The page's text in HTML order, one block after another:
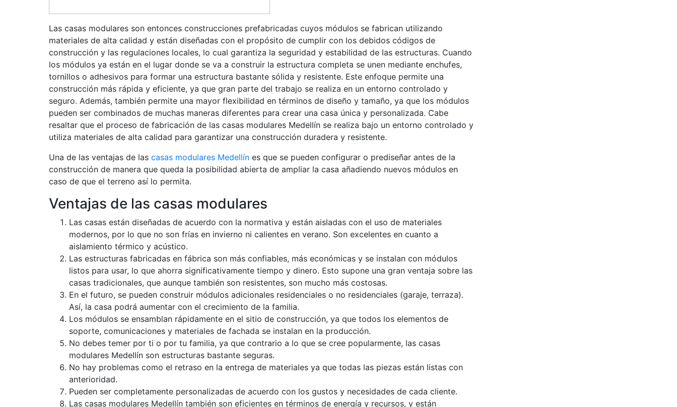
Las casas modulares son entonces construcciones prefabricadas cuyos módulos se fabrican utilizando
materiales de alta calidad y están diseñadas con el propósito de cumplir con los debidos códigos de
construcción y las regulaciones locales, lo cual garantiza la seguridad y estabilidad de las estructuras. Cuando
los módulos ya están en el lugar donde se va a construir la estructura completa se unen mediante enchufes,
tornillos o adhesivos para formar una estructura bastante sólida y resistente. Este enfoque permite una
construcción más rápida y eficiente, ya que gran parte del trabajo se realiza en un entorno controlado y
seguro. Además, también permite una mayor flexibilidad en términos de diseño y tamaño, ya que los módulos
pueden ser combinados de muchas maneras diferentes para crear una casa única y personalizada. Cabe
resaltar que el proceso de fabricación de las casas modulares Medellín se realiza bajo un entorno controlado y
utiliza materiales de alta calidad para garantizar una construcción duradera y resistente.
Una de las ventajas de las casas modulares Medellínes que se pueden configurar o prediseñar antes de la
construcción de manera que queda la posibilidad abierta de ampliar la casa añadiendo nuevos módulos en
caso de que el terreno así lo permita.
Ventajas de las casas modulares
Las casas están diseñadas de acuerdo con la normativa y están aisladas con el uso de materiales
modernos, por lo que no son frías en invierno ni calientes en verano. Son excelentes en cuanto a
aislamiento térmico y acústico.
Las estructuras fabricadas en fábrica son más confiables, más económicas y se instalan con módulos
listos para usar, lo que ahorra significativamente tiempo y dinero. Esto supone una gran ventaja sobre las
casas tradicionales, que aunque también son resistentes, son mucho más costosas.
En el futuro, se pueden construir módulos adicionales residenciales o no residenciales (garaje, terraza).
Así, la casa podrá aumentar con el crecimiento de la familia.
Los módulos se ensamblan rápidamente en el sitio de construcción, ya que todos los elementos de
soporte, comunicaciones y materiales de fachada se instalan en la producción.
No debes temer por ti o por tu familia, ya que contrario a lo que se cree popularmente, las casas
modulares Medellín son estructuras bastante seguras.
No hay problemas como el retraso en la entrega de materiales ya que todas las piezas están listas con
anterioridad.
Pueden ser completamente personalizadas de acuerdo con los gustos y necesidades de cada cliente.
Las casas modulares Medellín también son eficientes en términos de energía y recursos, y están